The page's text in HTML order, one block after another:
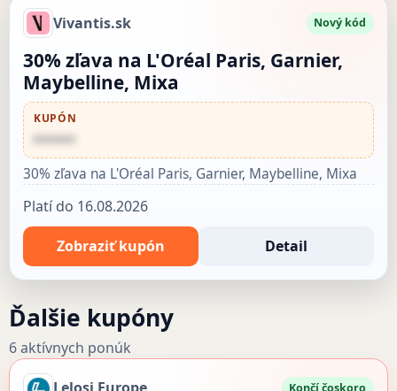
Vivantis.sk Nový kód
30% zľava na L'Oréal Paris, Garnier,
Maybelline, Mixa
KUPÓN
••••••
30% zľava na L'Oréal Paris, Garnier, Maybelline, Mixa
Platí do 16.08.2026
Zobraziť kupón Detail
Ďalšie kupóny
6 aktívnych ponúk
Končí čoskoro